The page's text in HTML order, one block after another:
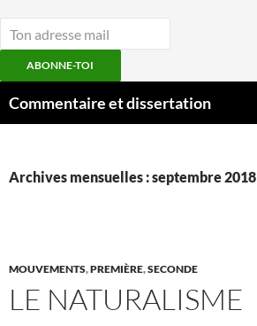
ABONNE-TOI
auCommentaire et dissertation
Archives mensuelles : septembre 2018
MOUVEMENTS,PREMIÈRE,SECONDE
LE NATURALISME